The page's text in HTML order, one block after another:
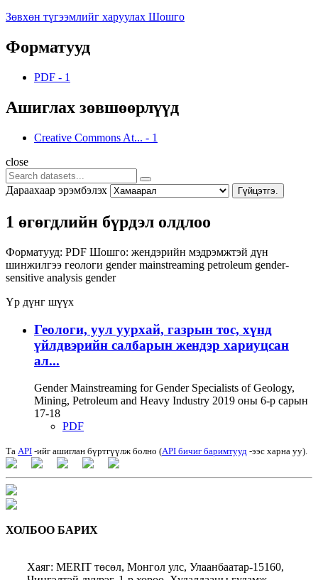
Зөвхөн түгээмлийг харуулах Шошго
Форматууд
PDF - 1
Ашиглах зөвшөөрлүүд
Creative Commons At... - 1
close
Дараахаар эрэмбэлэх Гүйцэтгэ.
1 өгөгдлийн бүрдэл олдлоо
Форматууд: PDF Шошго: жендэрийн мэдрэмжтэй дүн
шинжилгээ геологи gender mainstreaming petroleum gender-
sensitive analysis gender
Үр дүнг шүүх
Геологи, уул уурхай, газрын тос, хүнд
үйлдвэрийн салбарын жендэр хариуцсан
ал...
Gender Mainstreaming for Gender Specialists of Geology,
Mining, Petroleum and Heavy Industry 2019 оны 6-р сарын
17-18
PDF
Та API -ийг ашиглан бүртгүүлж болно (API бичиг баримтууд -ээс харна уу).
ХОЛБОО БАРИХ
Хаяг: MERIT төсөл, Монгол улс, Улаанбаатар-15160,